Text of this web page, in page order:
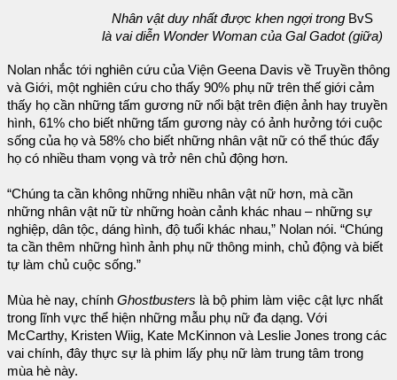
Nhân vật duy nhất được khen ngợi trongBvS
là vai diễn Wonder Woman của Gal Gadot (giữa)
Nolan nhắc tới nghiên cứu của Viện Geena Davis về Truyền thông
và Giới, một nghiên cứu cho thấy 90% phụ nữ trên thế giới cảm
thấy họ cần những tấm gương nữ nổi bật trên điện ảnh hay truyền
hình, 61% cho biết những tấm gương này có ảnh hưởng tới cuộc
sống của họ và 58% cho biết những nhân vật nữ có thể thúc đẩy
họ có nhiều tham vọng và trở nên chủ động hơn.
“Chúng ta cần không những nhiều nhân vật nữ hơn, mà cần
những nhân vật nữ từ những hoàn cảnh khác nhau – những sự
nghiệp, dân tộc, dáng hình, độ tuổi khác nhau,” Nolan nói. “Chúng
ta cần thêm những hình ảnh phụ nữ thông minh, chủ động và biết
tự làm chủ cuộc sống.”
Mùa hè nay, chính Ghostbusters là bộ phim làm việc cật lực nhất
trong lĩnh vực thể hiện những mẫu phụ nữ đa dạng. Với
McCarthy, Kristen Wiig, Kate McKinnon và Leslie Jones trong các
vai chính, đây thực sự là phim lấy phụ nữ làm trung tâm trong
mùa hè này.